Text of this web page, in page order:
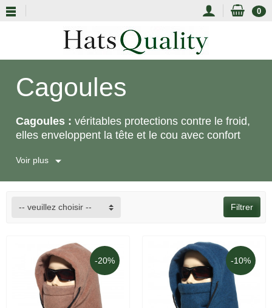
0
Cagoules
Cagoules : véritables protections contre le froid,
elles enveloppent la tête et le cou avec confort
Pour homme, femme ou enfant, nos modèles
efficacité.
Voir plus
Filtrer
-- veuillez choisir --
-20% -10%